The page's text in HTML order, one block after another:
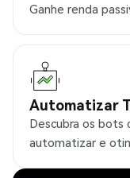
Ganhe renda
Automatizar
Descubra os bots
automatizar e